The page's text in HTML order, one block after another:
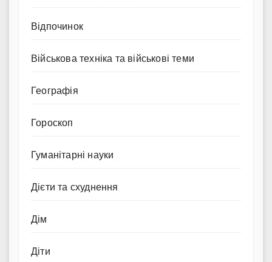
Відпочинок
Військова техніка та військові теми
Географія
Гороскоп
Гуманітарні науки
Дієти та схуднення
Дім
Діти